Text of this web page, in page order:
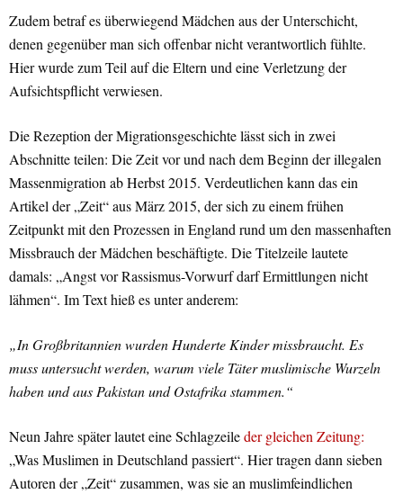
Zudem betraf es überwiegend Mädchen aus der Unterschicht,
denen gegenüber man sich offenbar nicht verantwortlich fühlte.
Hier wurde zum Teil auf die Eltern und eine Verletzung der
Aufsichtspflicht verwiesen.
Die Rezeption der Migrationsgeschichte lässt sich in zwei
Abschnitte teilen: Die Zeit vor und nach dem Beginn der illegalen
Massenmigration ab Herbst 2015. Verdeutlichen kann das ein
Artikel der „Zeit“ aus März 2015, der sich zu einem frühen
Zeitpunkt mit den Prozessen in England rund um den massenhaften
Missbrauch der Mädchen beschäftigte. Die Titelzeile lautete
damals: „Angst vor Rassismus-Vorwurf darf Ermittlungen nicht
lähmen“. Im Text hieß es unter anderem:
„In Großbritannien wurden Hunderte Kinder missbraucht. Es
muss untersucht werden, warum viele Täter muslimische Wurzeln
haben und aus Pakistan und Ostafrika stammen.“
Neun Jahre später lautet eine Schlagzeileder gleichen Zeitung:
„Was Muslimen in Deutschland passiert“. Hier tragen dann sieben
Autoren der „Zeit“ zusammen, was sie an muslimfeindlichen